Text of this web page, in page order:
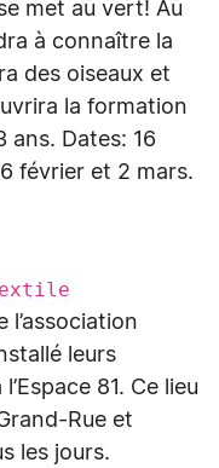
met au vert! Au
à connaître la
des oiseaux et
la formation
ans. Dates: 16
février et 2 mars.
l’association
leurs
81. Ce lieu
Rue et
les jours.